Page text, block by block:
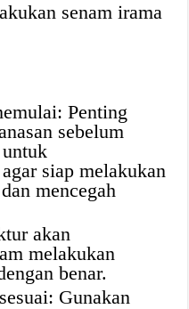
senam irama
Penting
sebelum
siap melakukan
mencegah
akan
melakukan
benar.
Gunakan